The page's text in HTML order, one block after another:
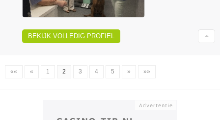
BEKIJK VOLLEDIG PROFIEL
«« « 1 2 3 4 5 » »»